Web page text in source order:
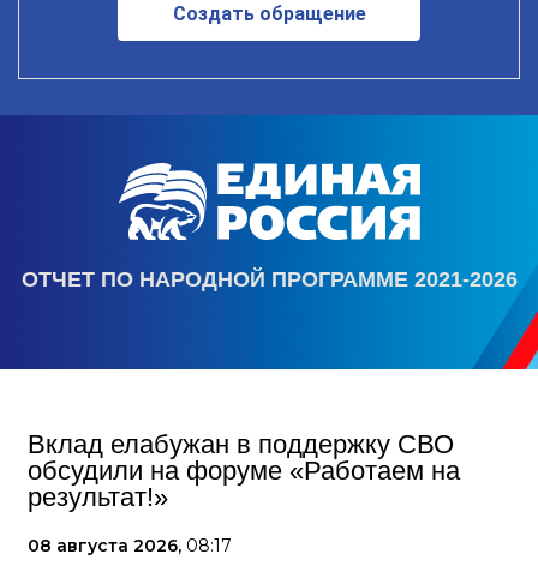
Создать обращение
ОТЧЕТ ПО НАРОДНОЙ ПРОГРАММЕ 2021-2026
Вклад елабужан в поддержку СВО
обсудили на форуме «Работаем на
результат!»
08 августа 2026, 08:17